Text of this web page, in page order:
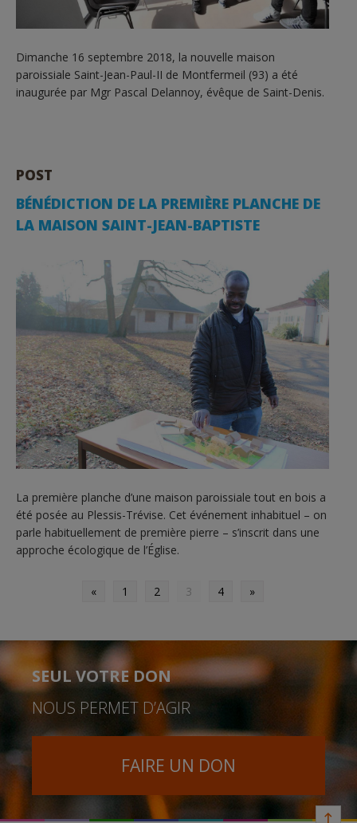
Dimanche 16 septembre 2018, la nouvelle maison
paroissiale Saint-Jean-Paul-II de Montfermeil (93) a été
inaugurée par Mgr Pascal Delannoy, évêque de Saint-Denis.
POST
BÉNÉDICTION DE LA PREMIÈRE PLANCHE DE
LA MAISON SAINT-JEAN-BAPTISTE
La première planche d’une maison paroissiale tout en bois a
été posée au Plessis-Trévise. Cet événement inhabituel – on
parle habituellement de première pierre – s’inscrit dans une
approche écologique de l’Église.
« 1 2 3 4 »
SEUL VOTRE DON
NOUS PERMET D’AGIR
FAIRE UN DON